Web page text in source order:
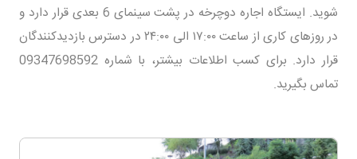
شوید. ایستگاه اجاره دوچرخه در پشت سینمای 6 بعدی قرار دارد و
در روزهای کاری از ساعت ۱۷:۰۰ الی ۲۴:۰۰ در دسترس بازدیدکنندگان
قرار دارد. برای کسب اطلاعات بیشتر، با شماره 09347698592
تماس بگیرید.